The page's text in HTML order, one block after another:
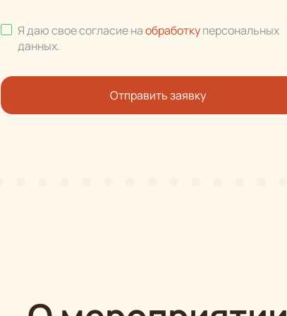
Я даю свое согласие наобработкуперсональных
данных.
Отправить заявку